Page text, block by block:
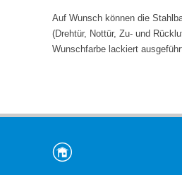
Auf Wunsch können die
(Drehtür, Nottür, Zu- und
Wunschfarbe lackiert